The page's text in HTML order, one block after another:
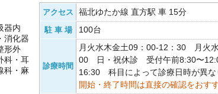
器内
消化器
形外
科・耳
科・麻
アクセス 福北ゆたか線 直方駅 車 15分
駐 車 場 100台
診療時間
月火水木金土09：00-12：30 月火
00 日・祝休診 受付午前8:30〜
16:30 科目によって診療日時が異な
開始・終了時間は直接の確認をおす